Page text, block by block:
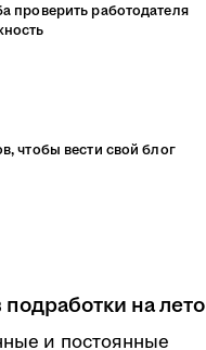
проверить работодателя
чтобы вести свой блог
на лето
и постоянные